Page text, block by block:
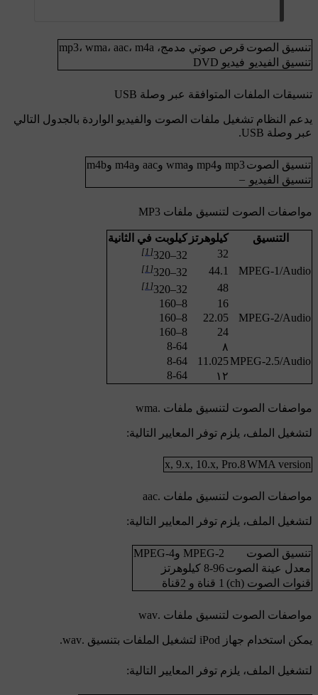
تنسيق الصوت قرص صوتي مدمج، mp3، wma، aac، m4a
تنسيق الفيديو فيديو DVD
تنسيقات الملفات المتوافقة عبر وصلة USB
يدعم النظام تشغيل ملفات الصوت والفيديو الواردة بالجدول التالي
عبر وصلة USB.
تنسيق الصوتmp3 وmp4 وwma وaac وm4a وm4b
تنسيق الفيديو –
مواصفات الصوت لتنسيق ملفات MP3
التنسيق كيلوهرتز كيلوبت في الثانية
MPEG-1/Audio
32
32–320
[1]
44.1
32–320
[1]
48
32–320
[1]
MPEG-2/Audio
16
8–160
22.05
8–160
24
8–160
MPEG-2.5/Audio
٨
8-64
11.025
8-64
١٢
8-64
مواصفات الصوت لتنسيق ملفات .wma
لتشغيل الملف، يلزم توفر المعايير التالية:
WMA version
8.x, 9.x, 10.x, Pro
مواصفات الصوت لتنسيق ملفات .aac
لتشغيل الملف، يلزم توفر المعايير التالية:
تنسيق الصوت
MPEG-2 وMPEG-4
معدل عينة الصوت8-96 كيلوهرتز
قنوات الصوت (ch)
1 قناة و 2قناة
مواصفات الصوت لتنسيق ملفات .wav
يمكن استخدام جهاز iPod لتشغيل الملفات بتنسيق .wav.
لتشغيل الملف، يلزم توفر المعايير التالية: